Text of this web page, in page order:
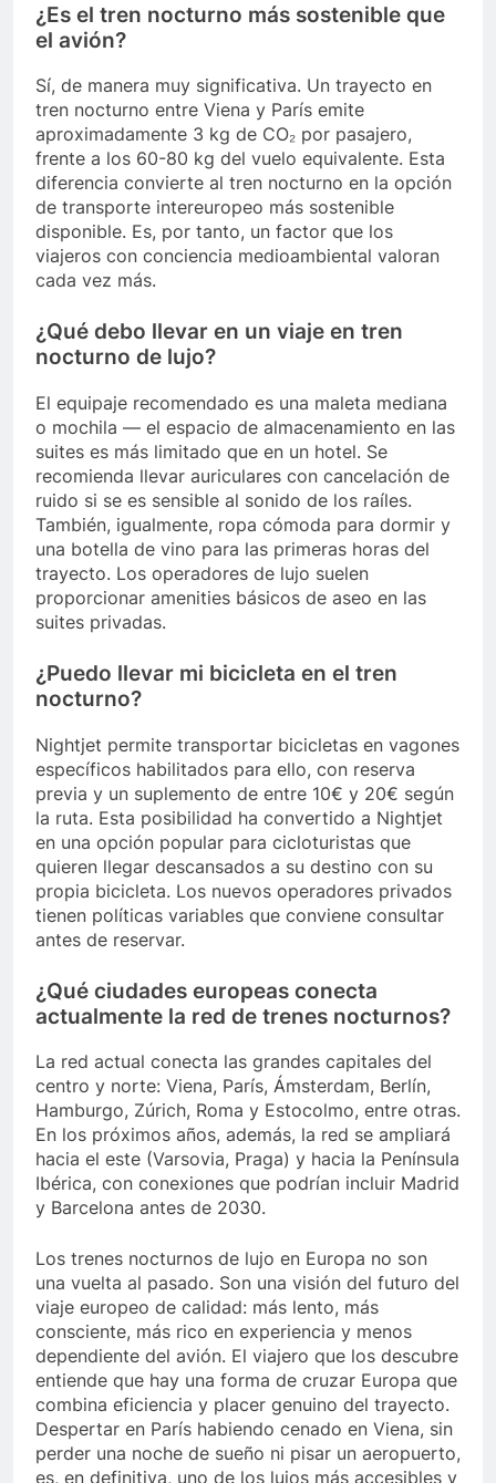
¿Es el tren nocturno más sostenible que
el avión?
Sí, de manera muy significativa. Un trayecto en
tren nocturno entre Viena y París emite
aproximadamente 3 kg de CO₂ por pasajero,
frente a los 60-80 kg del vuelo equivalente. Esta
diferencia convierte al tren nocturno en la opción
de transporte intereuropeo más sostenible
disponible. Es, por tanto, un factor que los
viajeros con conciencia medioambiental valoran
cada vez más.
¿Qué debo llevar en un viaje en tren
nocturno de lujo?
El equipaje recomendado es una maleta mediana
o mochila — el espacio de almacenamiento en las
suites es más limitado que en un hotel. Se
recomienda llevar auriculares con cancelación de
ruido si se es sensible al sonido de los raíles.
También, igualmente, ropa cómoda para dormir y
una botella de vino para las primeras horas del
trayecto. Los operadores de lujo suelen
proporcionar amenities básicos de aseo en las
suites privadas.
¿Puedo llevar mi bicicleta en el tren
nocturno?
Nightjet permite transportar bicicletas en vagones
específicos habilitados para ello, con reserva
previa y un suplemento de entre 10€ y 20€ según
la ruta. Esta posibilidad ha convertido a Nightjet
en una opción popular para cicloturistas que
quieren llegar descansados a su destino con su
propia bicicleta. Los nuevos operadores privados
tienen políticas variables que conviene consultar
antes de reservar.
¿Qué ciudades europeas conecta
actualmente la red de trenes nocturnos?
La red actual conecta las grandes capitales del
centro y norte: Viena, París, Ámsterdam, Berlín,
Hamburgo, Zúrich, Roma y Estocolmo, entre otras.
En los próximos años, además, la red se ampliará
hacia el este (Varsovia, Praga) y hacia la Península
Ibérica, con conexiones que podrían incluir Madrid
y Barcelona antes de 2030.
Los trenes nocturnos de lujo en Europa no son
una vuelta al pasado. Son una visión del futuro del
viaje europeo de calidad: más lento, más
consciente, más rico en experiencia y menos
dependiente del avión. El viajero que los descubre
entiende que hay una forma de cruzar Europa que
combina eficiencia y placer genuino del trayecto.
Despertar en París habiendo cenado en Viena, sin
perder una noche de sueño ni pisar un aeropuerto,
es, en definitiva, uno de los lujos más accesibles y